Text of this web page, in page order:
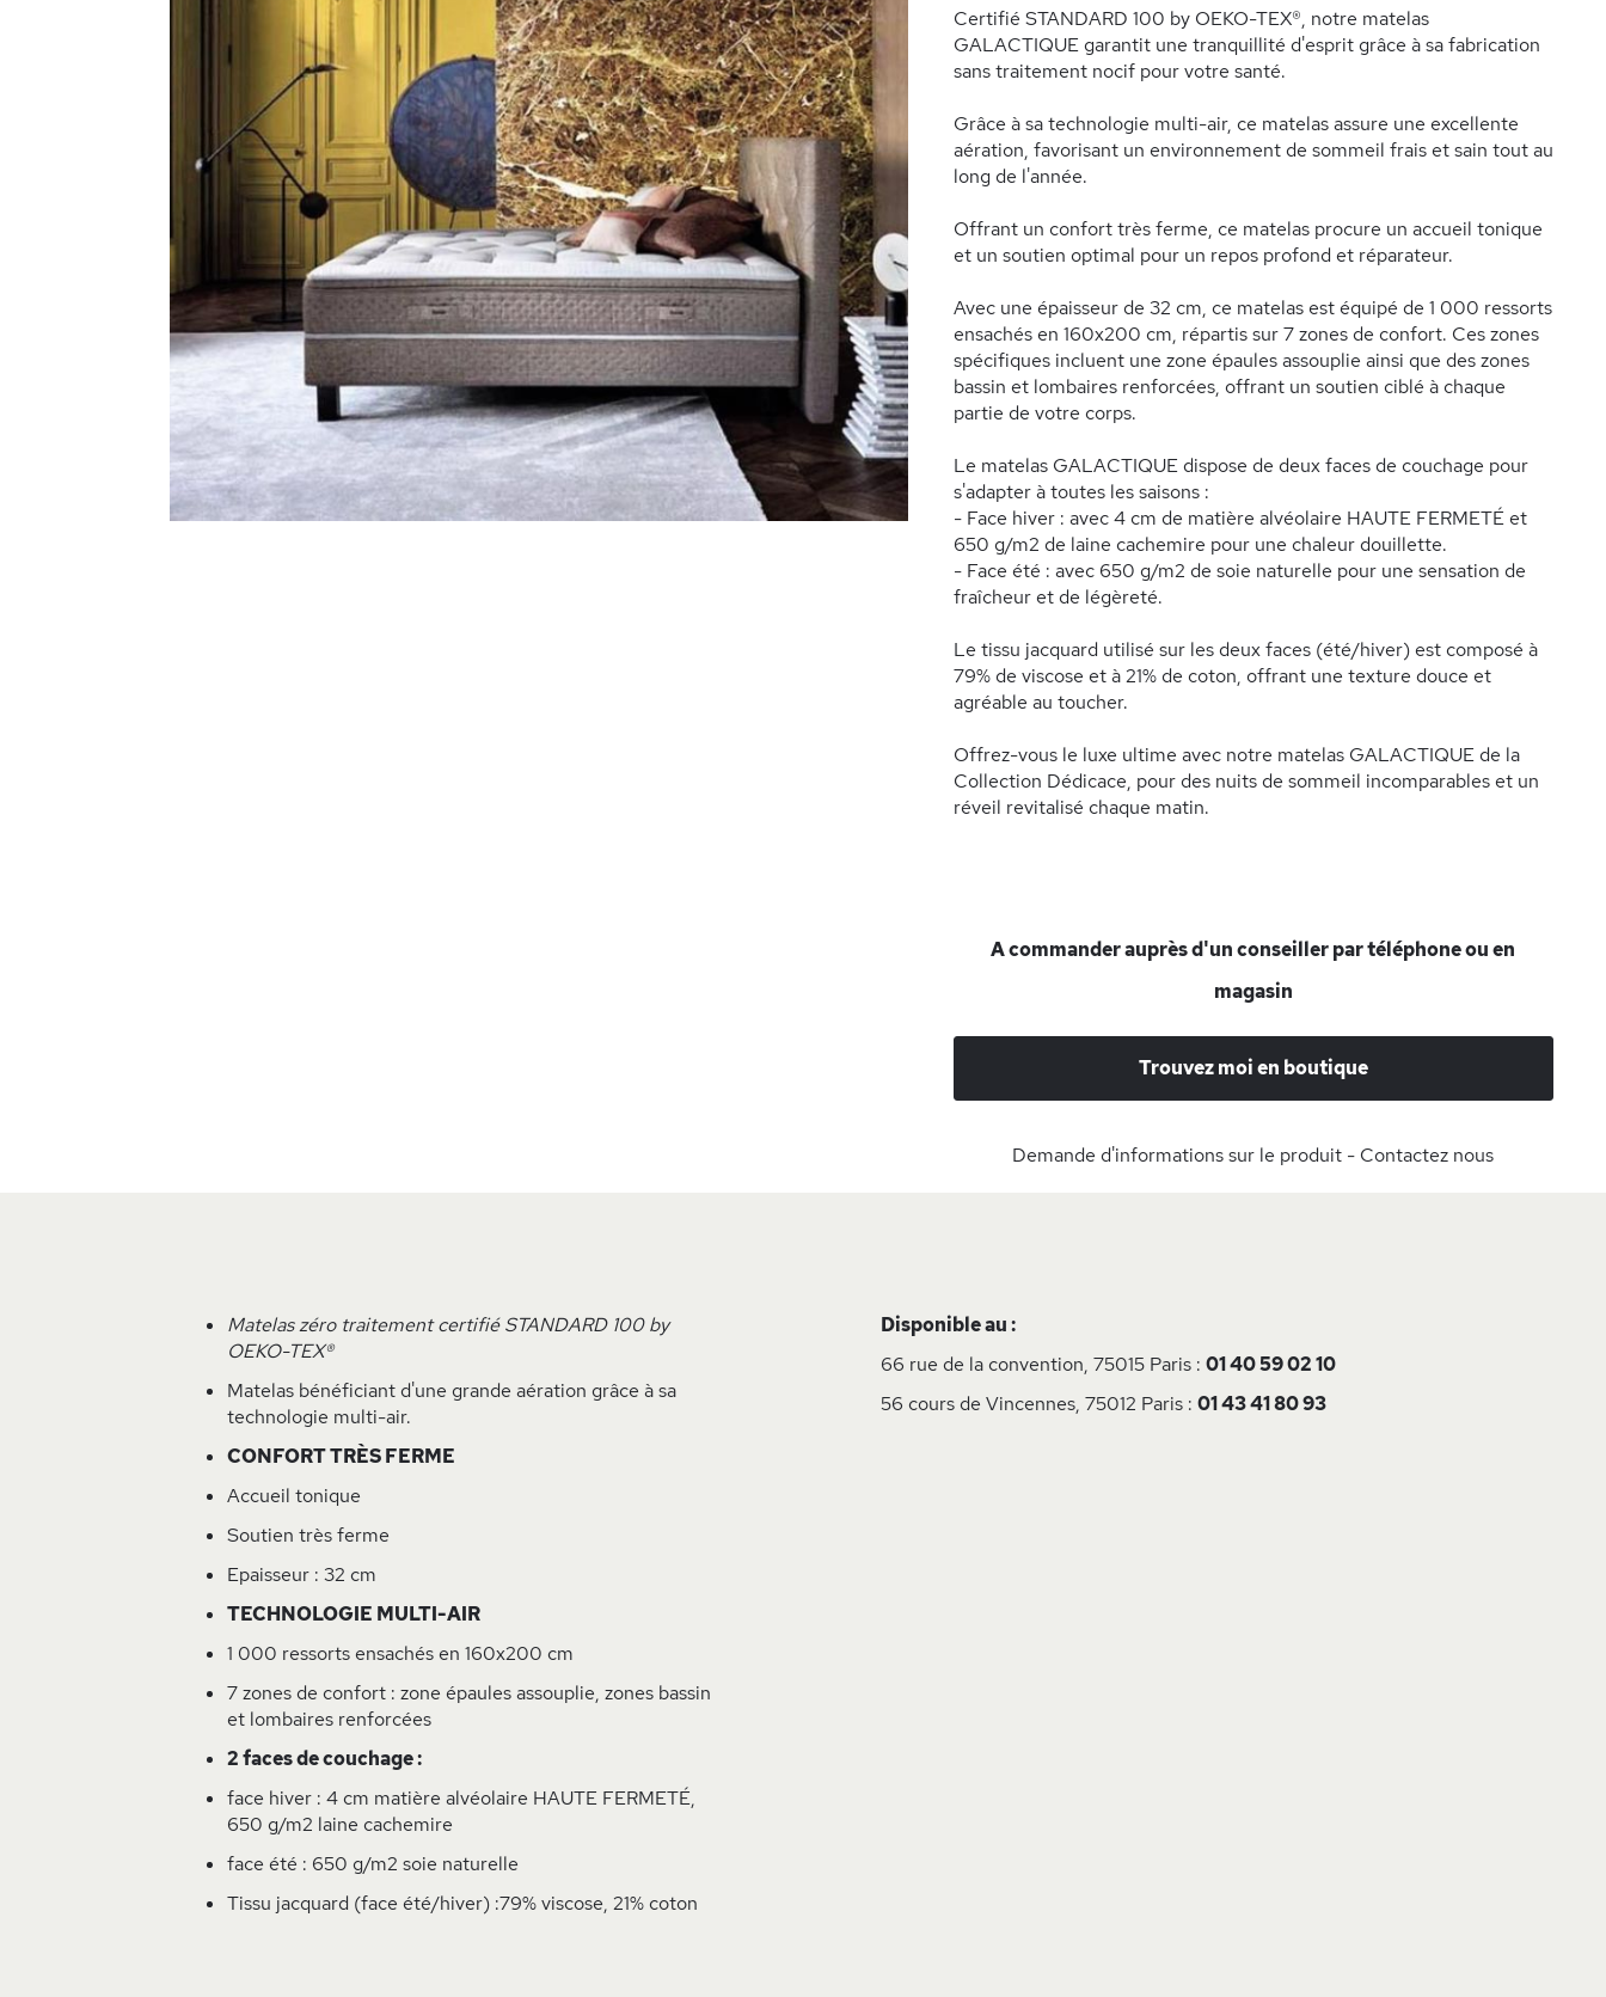
Certifié STANDARD 100 by OEKO-TEX®, notre matelas
GALACTIQUE garantit une tranquillité d'esprit grâce à sa fabrication
sans traitement nocif pour votre santé.
Grâce à sa technologie multi-air, ce matelas assure une excellente
aération, favorisant un environnement de sommeil frais et sain tout au
long de l'année.
Offrant un confort très ferme, ce matelas procure un accueil tonique
et un soutien optimal pour un repos profond et réparateur.
Avec une épaisseur de 32 cm, ce matelas est équipé de 1 000 ressorts
ensachés en 160x200 cm, répartis sur 7 zones de confort. Ces zones
spécifiques incluent une zone épaules assouplie ainsi que des zones
bassin et lombaires renforcées, offrant un soutien ciblé à chaque
partie de votre corps.
Le matelas GALACTIQUE dispose de deux faces de couchage pour
s'adapter à toutes les saisons :
- Face hiver : avec 4 cm de matière alvéolaire HAUTE FERMETÉ et
650 g/m2 de laine cachemire pour une chaleur douillette.
- Face été : avec 650 g/m2 de soie naturelle pour une sensation de
fraîcheur et de légèreté.
Le tissu jacquard utilisé sur les deux faces (été/hiver) est composé à
79% de viscose et à 21% de coton, offrant une texture douce et
agréable au toucher.
Offrez-vous le luxe ultime avec notre matelas GALACTIQUE de la
Collection Dédicace, pour des nuits de sommeil incomparables et un
réveil revitalisé chaque matin.
A commander auprès d'un conseiller par téléphone ou en
magasin
Trouvez moi en boutique
Demande d'informations sur le produit - Contactez nous
Matelas zéro traitement certifié STANDARD 100 by
OEKO-TEX®
Matelas bénéficiant d'une grande aération grâce à sa
technologie multi-air.
CONFORT TRÈS FERME
Accueil tonique
Soutien très ferme
Epaisseur : 32 cm
TECHNOLOGIE MULTI-AIR
1 000 ressorts ensachés en 160x200 cm
7 zones de confort : zone épaules assouplie, zones bassin
et lombaires renforcées
2 faces de couchage :
face hiver : 4 cm matière alvéolaire HAUTE FERMETÉ,
650 g/m2 laine cachemire
face été : 650 g/m2 soie naturelle
Tissu jacquard (face été/hiver) :79% viscose, 21% coton
Disponible au :
66 rue de la convention, 75015 Paris : 01 40 59 02 10
56 cours de Vincennes, 75012 Paris : 01 43 41 80 93